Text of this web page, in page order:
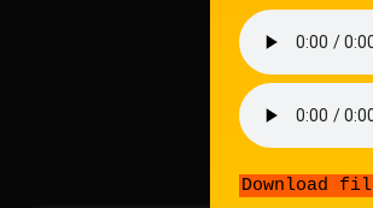
Download